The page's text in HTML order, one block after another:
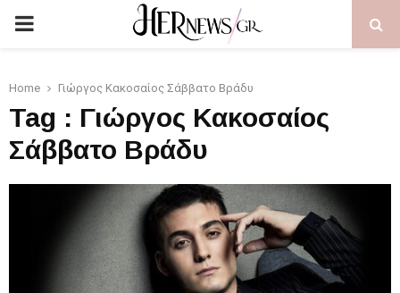
PRIMARY
Home Γιώργος Κακοσαίος Σάββατο Βράδυ
Tag : Γιώργος Κακοσαίος
Σάββατο Βράδυ